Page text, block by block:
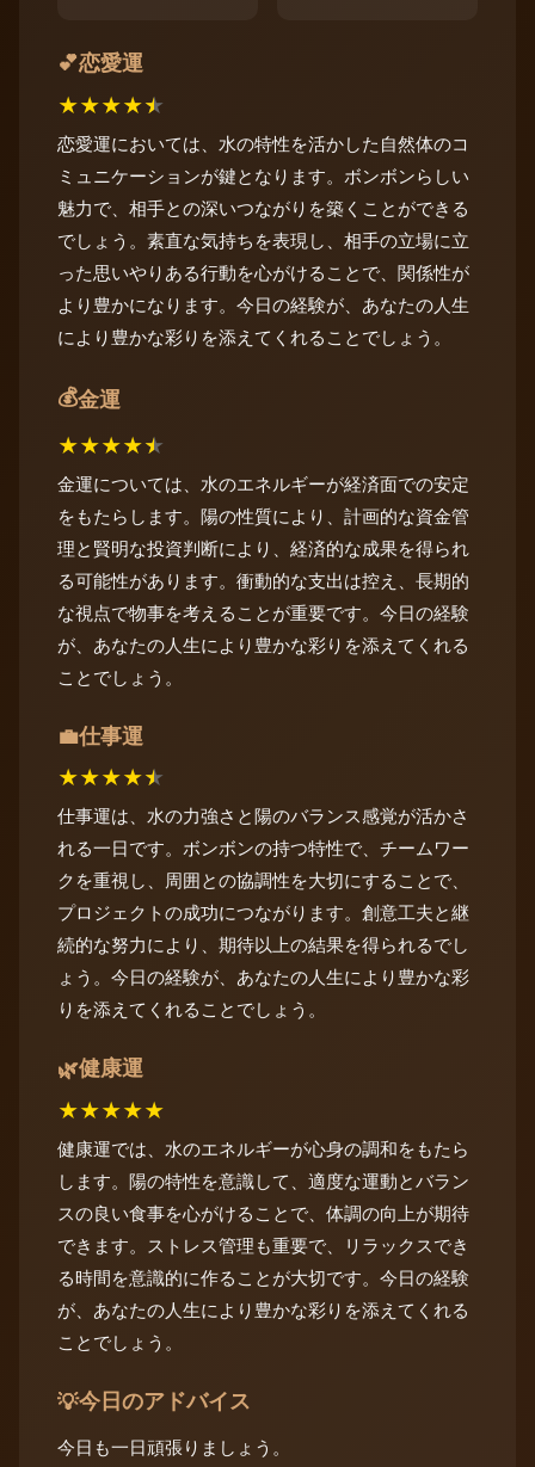
💕恋愛運
★★★★★
恋愛運においては、水の特性を活かした自然体のコ
ミュニケーションが鍵となります。ボンボンらしい
魅力で、相手との深いつながりを築くことができる
でしょう。素直な気持ちを表現し、相手の立場に立
った思いやりある行動を心がけることで、関係性が
より豊かになります。今日の経験が、あなたの人生
により豊かな彩りを添えてくれることでしょう。
💰金運
★★★★★
金運については、水のエネルギーが経済面での安定
をもたらします。陽の性質により、計画的な資金管
理と賢明な投資判断により、経済的な成果を得られ
る可能性があります。衝動的な支出は控え、長期的
な視点で物事を考えることが重要です。今日の経験
が、あなたの人生により豊かな彩りを添えてくれる
ことでしょう。
💼仕事運
★★★★★
仕事運は、水の力強さと陽のバランス感覚が活かさ
れる一日です。ボンボンの持つ特性で、チームワー
クを重視し、周囲との協調性を大切にすることで、
プロジェクトの成功につながります。創意工夫と継
続的な努力により、期待以上の結果を得られるでし
ょう。今日の経験が、あなたの人生により豊かな彩
りを添えてくれることでしょう。
🌿健康運
★★★★★
健康運では、水のエネルギーが心身の調和をもたら
します。陽の特性を意識して、適度な運動とバラン
スの良い食事を心がけることで、体調の向上が期待
できます。ストレス管理も重要で、リラックスでき
る時間を意識的に作ることが大切です。今日の経験
が、あなたの人生により豊かな彩りを添えてくれる
ことでしょう。
💡今日のアドバイス
今日も一日頑張りましょう。